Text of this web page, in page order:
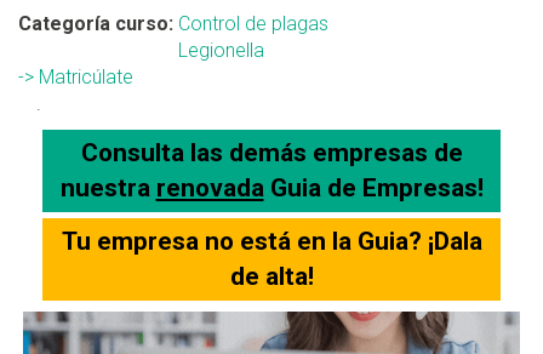
Categoría curso: Control de plagas
Legionella
-> Matricúlate
.
Consulta las demás empresas de
nuestra renovadaGuia de Empresas!
Tu empresa no está en la Guia? ¡Dala
de alta!